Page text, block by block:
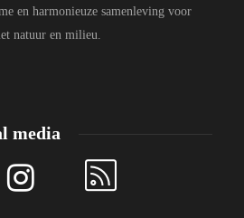
en harmonieuze samenleving voor
natuur en milieu.
media